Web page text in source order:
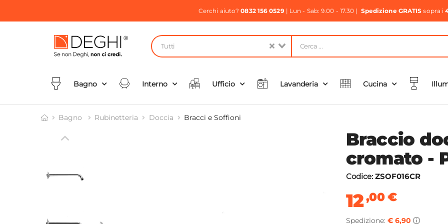
Cerchi aiuto?0832 156 0529| Lun - Sab: 9.00 - 17.30 | Spedizione GRATIS sopra i
Tutti
Bagno Interno Ufficio Lavanderia Cucina
Bagno Rubinetteria Doccia Bracci e Soffioni
Braccio
cromato -
Codice: ZSOF016CR
12,00€
Spedizione: € 6,90